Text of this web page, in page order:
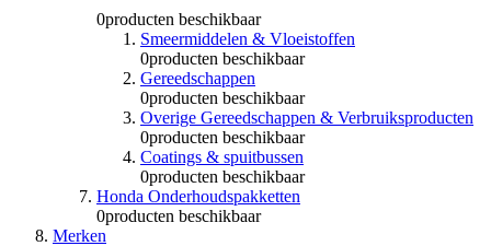
0producten beschikbaar
Smeermiddelen & Vloeistoffen
0producten beschikbaar
Gereedschappen
0producten beschikbaar
Overige Gereedschappen & Verbruiksproducten
0producten beschikbaar
Coatings & spuitbussen
0producten beschikbaar
Honda Onderhoudspakketten
0producten beschikbaar
Merken